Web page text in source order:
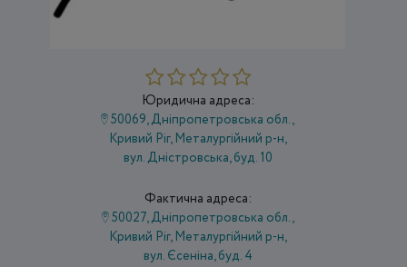
Юридична адреса:
50069, Дніпропетровська обл.,
Кривий Ріг, Металургійний р-н,
вул. Дністровська, буд. 10
Фактична адреса:
50027, Дніпропетровська обл.,
Кривий Ріг, Металургійний р-н,
вул. Єсеніна, буд. 4